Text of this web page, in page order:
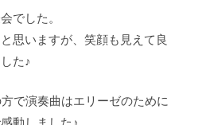
でした。
思いますが、笑顔も見えて良
た♪
で演奏曲はエリーゼのために